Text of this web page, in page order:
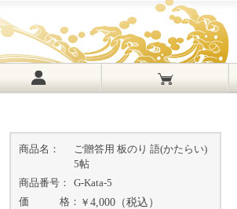
商品名：
ご贈答用 板のり 語(かたらい)
5帖
商品番号：
G-Kata-5
価 格： ￥ 4,000 （税込）